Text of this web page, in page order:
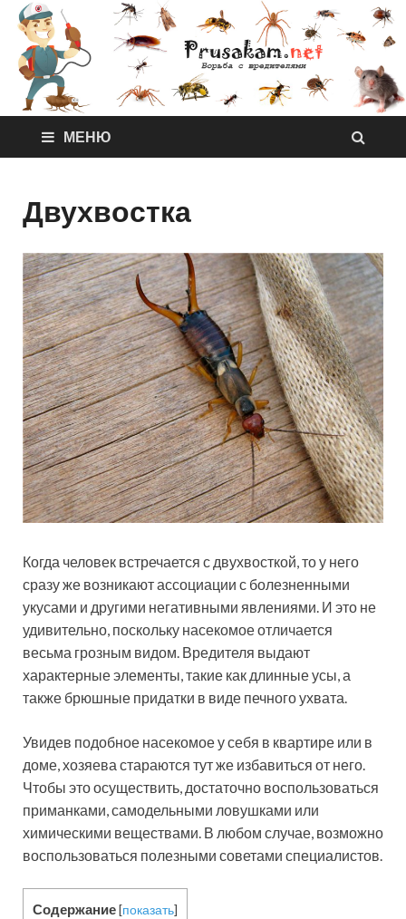
МЕНЮ
Двухвостка
Когда человек встречается с двухвосткой, то у него
сразу же возникают ассоциации с болезненными
укусами и другими негативными явлениями. И это не
удивительно, поскольку насекомое отличается
весьма грозным видом. Вредителя выдают
характерные элементы, такие как длинные усы, а
также брюшные придатки в виде печного ухвата.
Увидев подобное насекомое у себя в квартире или в
доме, хозяева стараются тут же избавиться от него.
Чтобы это осуществить, достаточно воспользоваться
приманками, самодельными ловушками или
химическими веществами. В любом случае, возможно
воспользоваться полезными советами специалистов.
Содержание[показать]